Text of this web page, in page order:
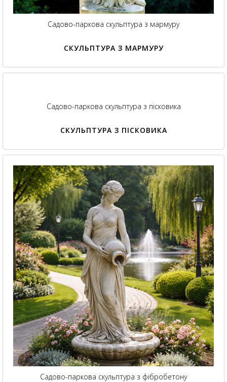
Садово-паркова скульптура з мармуру
СКУЛЬПТУРА З МАРМУРУ
Садово-паркова скульптура з пісковика
СКУЛЬПТУРА З ПІСКОВИКА
Садово-паркова скульптура з фібробетону